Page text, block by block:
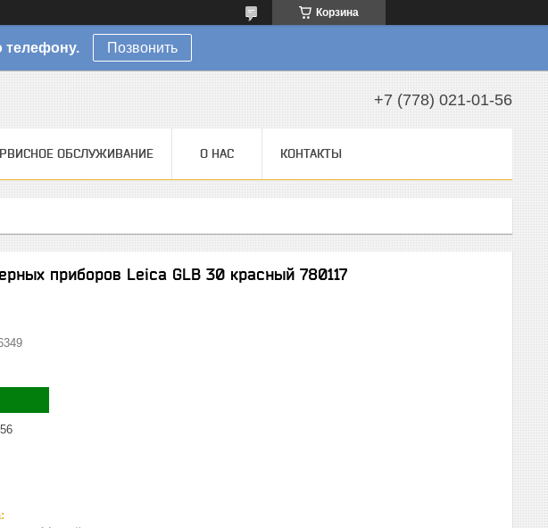
Корзина
телефону. Позвонить
+7 (778) 021-01-56
ОБСЛУЖИВАНИЕ О НАС КОНТАКТЫ
приборов Leica GLB 30 красный 780117